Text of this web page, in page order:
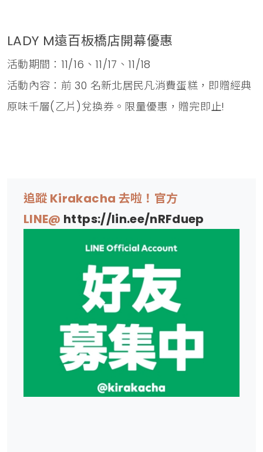
LADY M遠百板橋店開幕優惠
活動期間：11/16、11/17、11/18
活動內容：前 30 名新北居民凡消費蛋糕，即贈經典
原味千層(乙片)兌換券。限量優惠，贈完即止!
追蹤 Kirakacha 去啦！官方
LINE@ https://lin.ee/nRFduep